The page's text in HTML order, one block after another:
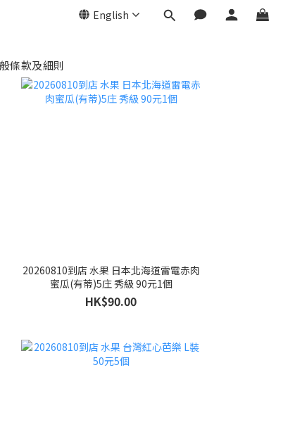
English
條款及細則
20260810到店 水果 日本北海道雷電赤肉
蜜瓜(有蒂)5庄 秀級 90元1個
HK$90.00